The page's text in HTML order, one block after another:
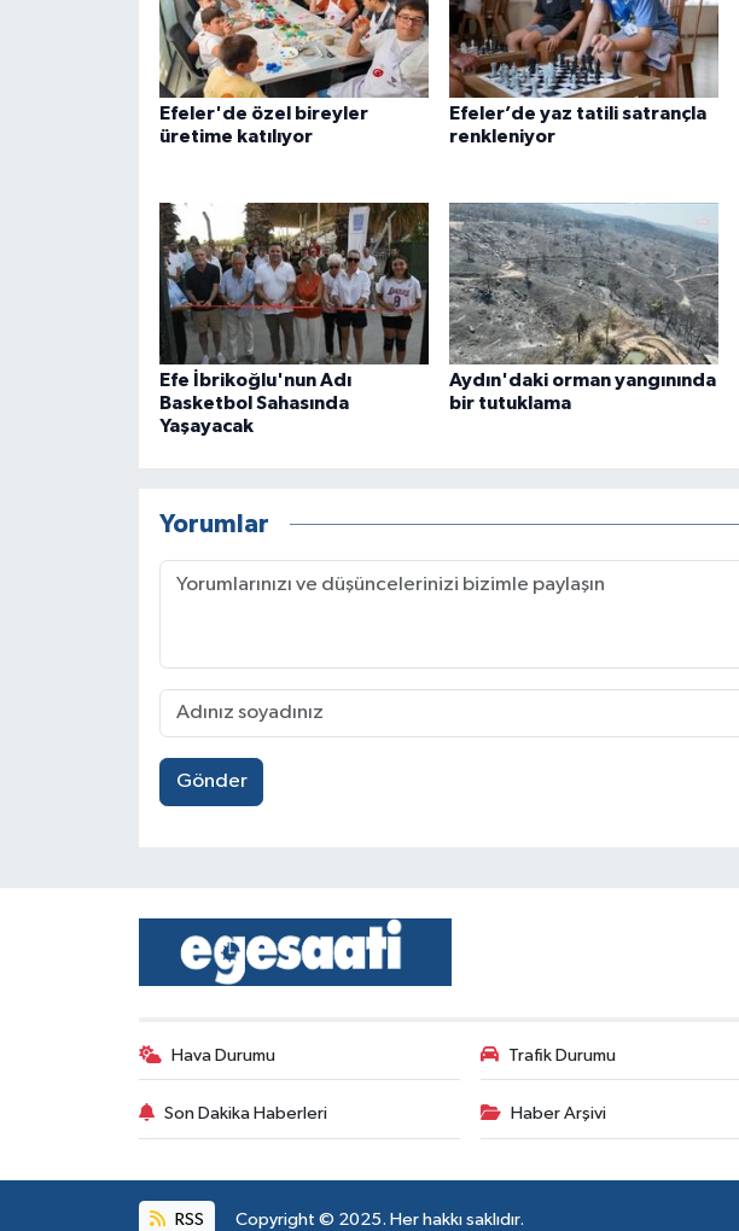
Efeler'de özel bireyler
üretime katılıyor
Efeler’de yaz tatili satrançla
renkleniyor
Efe İbrikoğlu'nun Adı
Basketbol Sahasında
Yaşayacak
Aydın'daki orman yangınında
bir tutuklama
Yorumlar
Gönder
Hava Durumu Trafik Durumu
Son Dakika Haberleri Haber Arşivi
RSS Copyright © 2025. Her hakkı saklıdır.